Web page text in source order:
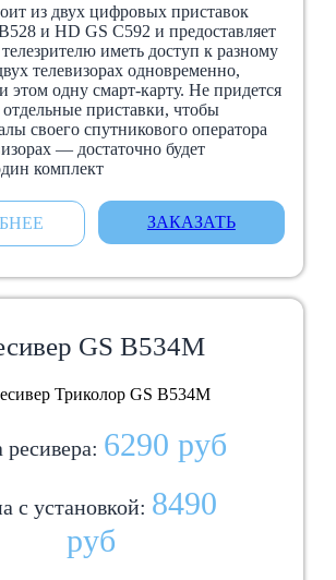
из двух цифровых приставок
и HD GS C592 и предоставляет
иметь доступ к разному
телевизорах одновременно,
этом одну смарт-карту. Не придется
отдельные приставки, чтобы
своего спутникового оператора
— достаточно будет
комплект
ЗАКАЗАТЬ
GS B534М
6290 руб
с установкой: 8490
руб